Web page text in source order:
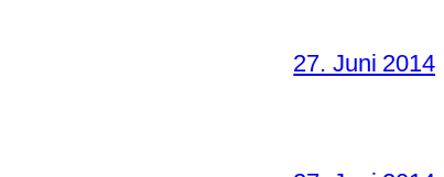
27. Juni 2014